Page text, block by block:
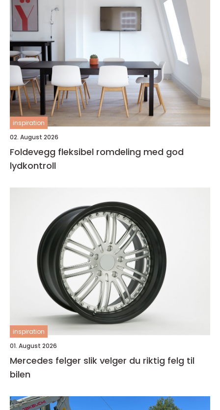
inspiration
02. August 2026
Foldevegg fleksibel romdeling med god
lydkontroll
inspiration
01. August 2026
Mercedes felger slik velger du riktig felg til
bilen